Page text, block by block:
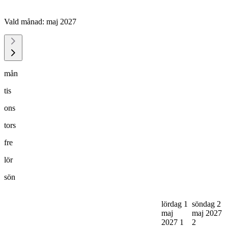
Vald månad: maj 2027
mån
tis
ons
tors
fre
lör
sön
lördag 1
maj
2027 1
söndag 2
maj 2027
2